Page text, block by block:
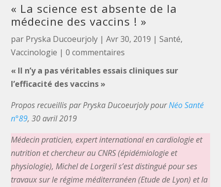
« La science est absente de la
médecine des vaccins ! »
par Pryska Ducoeurjoly |Avr 30, 2019 |Santé,
Vaccinologie |0 commentaires
« Il n’y a pas véritables essais cliniques sur
l’efficacité des vaccins »
Propos recueillis par Pryska Ducoeurjoly pourNéo Santé
n°89, 30 avril 2019
Médecin praticien, expert international en cardiologie et
nutrition et chercheur au CNRS (épidémiologie et
physiologie), Michel de Lorgeril s’est distingué pour ses
travaux sur le régime méditerranéen (Etude de Lyon) et la